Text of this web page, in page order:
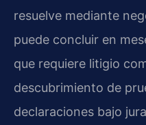
resuelve mediante
puede concluir en
que requiere litigio
descubrimiento de
declaraciones bajo